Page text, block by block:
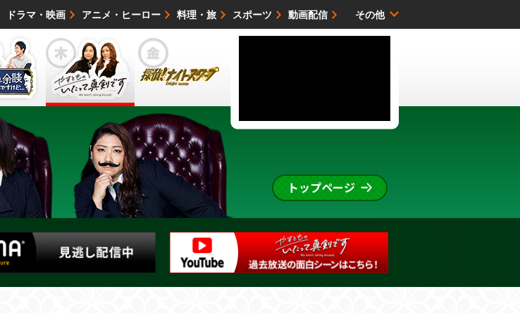
ドラマ・映画 アニメ・ヒーロー 料理・旅 スポーツ 動画配信
イベント 会社情報
その他
トップページ